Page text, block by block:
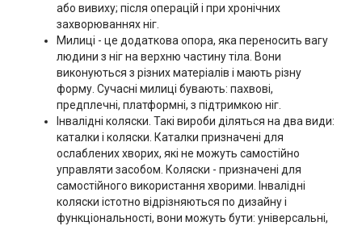
або вивиху; після операцій і при хронічних
захворюваннях ніг.
Милиці - це додаткова опора, яка переносить вагу
людини з ніг на верхню частину тіла. Вони
виконуються з різних матеріалів і мають різну
форму. Сучасні милиці бувають: пахвові,
предплечні, платформні, з підтримкою ніг.
Інвалідні коляски. Такі вироби діляться на два види:
каталки і коляски. Каталки призначені для
ослаблених хворих, які не можуть самостійно
управляти засобом. Коляски - призначені для
самостійного використання хворими. Інвалідні
коляски істотно відрізняються по дизайну і
функціональності, вони можуть бути: універсальні,